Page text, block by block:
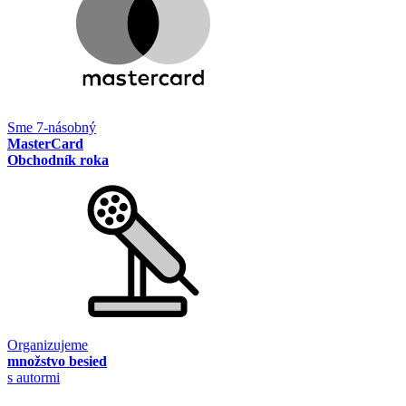
Sme 7-násobný
MasterCard
Obchodník roka
Organizujeme
množstvo besied
s autormi